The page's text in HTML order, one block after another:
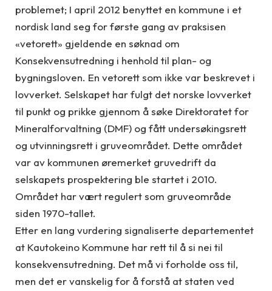
problemet; I april 2012 benyttet en kommune i et
nordisk land seg for første gang av praksisen
«vetorett» gjeldende en søknad om
Konsekvensutredning i henhold til plan- og
bygningsloven. En vetorett som ikke var beskrevet i
lovverket. Selskapet har fulgt det norske lovverket
til punkt og prikke gjennom å søke Direktoratet for
Mineralforvaltning (DMF) og fått undersøkingsrett
og utvinningsrett i gruveområdet. Dette området
var av kommunen øremerket gruvedrift da
selskapets prospektering ble startet i 2010.
Området har vært regulert som gruveområde
siden 1970-tallet.
Etter en lang vurdering signaliserte departementet
at Kautokeino Kommune har rett til å si nei til
konsekvensutredning. Det må vi forholde oss til,
men det er vanskelig for å forstå at staten ved